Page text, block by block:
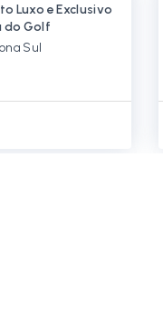
Luxo e Exclusivo
do Golf
Sul